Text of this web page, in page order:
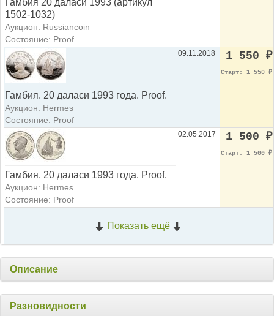
Гамбия 20 даласи 1993 (артикул
1502-1032)
Аукцион: Russiancoin
Состояние: Proof
Гамбия. 20 даласи 1993 года. Рroof.
Аукцион: Hermes
Состояние: Proof
09.11.2018 1 550 ₽
Старт: 1 550 ₽
Гамбия. 20 даласи 1993 года. Рroof.
Аукцион: Hermes
Состояние: Proof
02.05.2017 1 500 ₽
Старт: 1 500 ₽
Показать ещё
Описание
Разновидности